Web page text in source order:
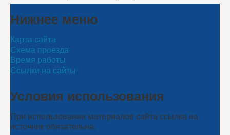
Нижнее меню
Карта сайта
Схема проезда
Время работы
Ссылки на сайты
Условия использования
При использовании материалов сайта ссылка на
источник обязательна.